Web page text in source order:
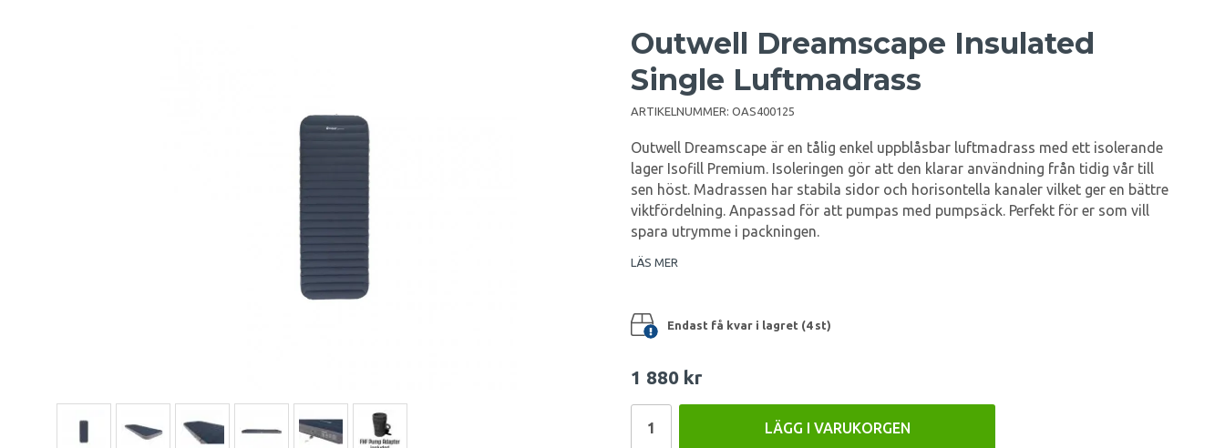
Outwell Dreamscape Insulated
Single Luftmadrass
ARTIKELNUMMER: OAS400125
Outwell Dreamscape är en tålig enkel uppblåsbar luftmadrass med ett isolerande
lager Isofill Premium. Isoleringen gör att den klarar användning från tidig vår till
sen höst. Madrassen har stabila sidor och horisontella kanaler vilket ger en bättre
viktfördelning. Anpassad för att pumpas med pumpsäck. Perfekt för er som vill
spara utrymme i packningen.
LÄS MER
Endast få kvar i lagret (4 st)
1 880 kr
LÄGG I VARUKORGEN